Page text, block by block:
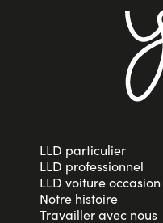
LLD particulier
LLD professionnel
LLD voiture occasion
Notre histoire
Travailler avec nous